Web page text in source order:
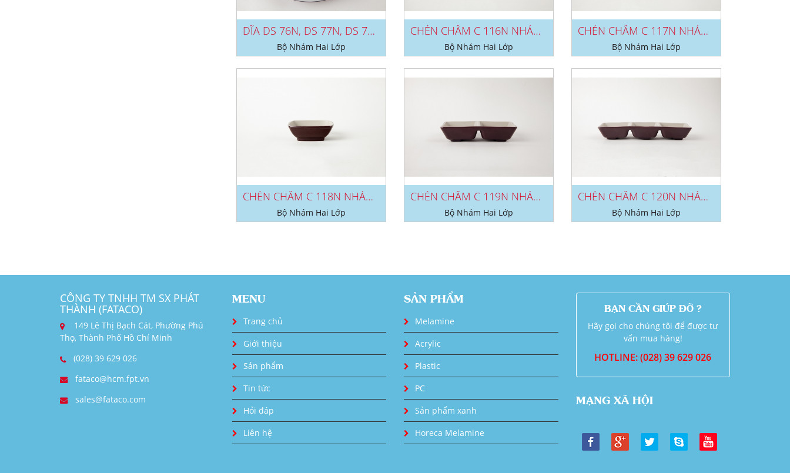
DĨA DS 76N, DS 77N, DS 78N, DS...
Bộ Nhám Hai Lớp
CHÉN CHẤM C 116N NHÁM 2 LỚP
Bộ Nhám Hai Lớp
CHÉN CHẤM C 117N NHÁM 2 LỚP
Bộ Nhám Hai Lớp
CHÉN CHẤM C 118N NHÁM 2 LỚP
Bộ Nhám Hai Lớp
CHÉN CHẤM C 119N NHÁM 2 LỚP
Bộ Nhám Hai Lớp
CHÉN CHẤM C 120N NHÁM 2 LỚP
Bộ Nhám Hai Lớp
CÔNG TY TNHH TM SX PHÁT
THÀNH (FATACO)
149 Lê Thị Bạch Cát, Phường Phú
Thọ, Thành Phố Hồ Chí Minh
(028) 39 629 026
fataco@hcm.fpt.vn
sales@fataco.com
MENU
Trang chủ
Giới thiệu
Sản phẩm
Tin tức
Hỏi đáp
Liên hệ
SẢN PHẨM
Melamine
Acrylic
Plastic
PC
Sản phẩm xanh
Horeca Melamine
BẠN CẦN GIÚP ĐỠ ?
Hãy gọi cho chúng tôi để được tư
vấn mua hàng!
HOTLINE: (028) 39 629 026
MẠNG XÃ HỘI